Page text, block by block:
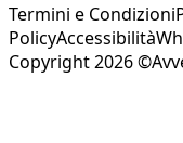
Termini e Condizioni
PolicyAccessibilità
Copyright 2026